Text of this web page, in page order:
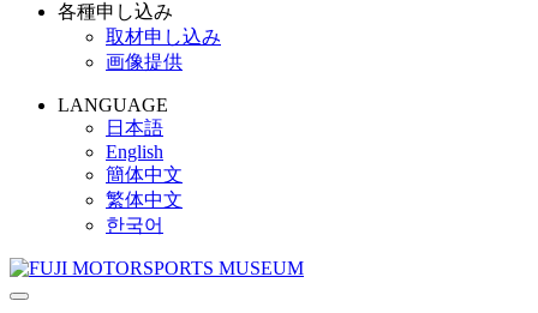
各種申し込み
取材申し込み
画像提供
LANGUAGE
日本語
English
簡体中文
繁体中文
한국어